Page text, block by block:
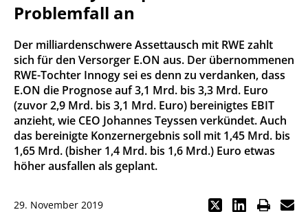
Problemfall an
Der milliardenschwere Assettausch mit RWE zahlt
sich für den Versorger E.ON aus. Der übernommenen
RWE-Tochter Innogy sei es denn zu verdanken, dass
E.ON die Prognose auf 3,1 Mrd. bis 3,3 Mrd. Euro
(zuvor 2,9 Mrd. bis 3,1 Mrd. Euro) bereinigtes EBIT
anzieht, wie CEO Johannes Teyssen verkündet. Auch
das bereinigte Konzernergebnis soll mit 1,45 Mrd. bis
1,65 Mrd. (bisher 1,4 Mrd. bis 1,6 Mrd.) Euro etwas
höher ausfallen als geplant.
29. November 2019